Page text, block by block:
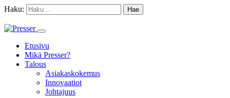
Haku:
Etusivu
Mikä Presser?
Talous
Asiakaskokemus
Innovaatiot
Johtajuus